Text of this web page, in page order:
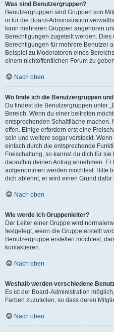
Was sind Benutzergruppen?
Benutzergruppen sind Gruppen von
in für die Board-Administration
kann mehreren Gruppen angehören
Berechtigungen zugeteilt werden.
Berechtigungen für mehrere Benutzer
Beispiel zu Moderatoren eines
einem nichtöffentlichen Forum zu
Nach oben
Wo finde ich die Benutzergruppen
Du findest die Benutzergruppen unter
Bereich. Wenn du einer beitreten
entsprechenden Schaltfläche machen.
offen. Einige erfordern erst eine
sein und weitere sogar versteckt.
einfach durch die entsprechende
Freischaltung, so kannst du dich für
daraufhin deinen Antrag annehmen.
aufgenommen werden möchtest. Bitte
dich ablehnt, er wird einen Grund dafür
Nach oben
Wie werde ich Gruppenleiter?
Der Leiter einer Gruppe wird
festgelegt, wenn die Gruppe erstellt
Benutzergruppe erstellen möchtest,
kontaktieren.
Nach oben
Weshalb werden verschiedene
Es ist der Board-Administration
Farben zuzuteilen, so dass deren
Nach oben